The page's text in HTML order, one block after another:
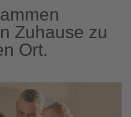
Zuhause zu
Ort.